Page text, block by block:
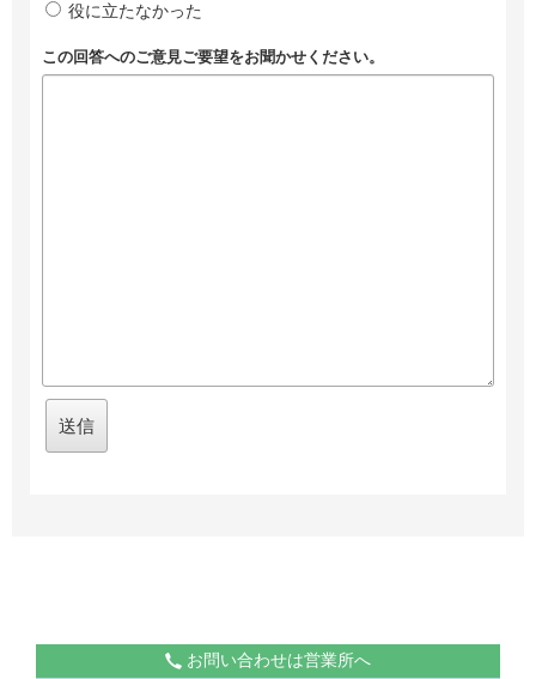
役に立たなかった
この回答へのご意見ご要望をお聞かせください。
お問い合わせは営業所へ